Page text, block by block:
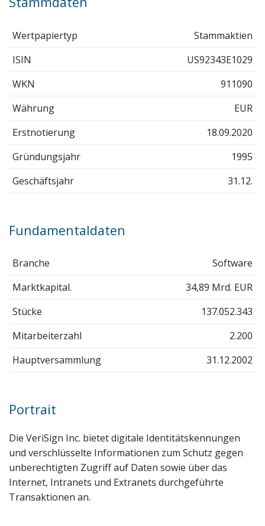
Wertpapiertyp
Stammaktien
ISIN
US92343E1029
WKN
911090
Währung
EUR
Erstnotierung
18.09.2020
Gründungsjahr
1995
Geschäftsjahr
31.12.
Fundamentaldaten
Branche
Software
Marktkapital.
34,89 Mrd. EUR
Stücke
137.052.343
Mitarbeiterzahl
2.200
Hauptversammlung
31.12.2002
Portrait
Die VeriSign Inc. bietet digitale Identitätskennungen
und verschlüsselte Informationen zum Schutz gegen
unberechtigten Zugriff auf Daten sowie über das
Internet, Intranets und Extranets durchgeführte
Transaktionen an.